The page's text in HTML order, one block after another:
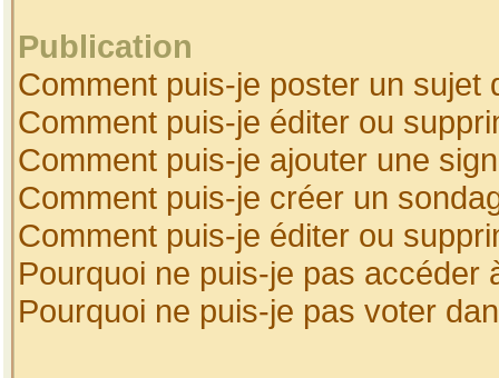
Publication
Comment puis-je poster un sujet
Comment puis-je éditer ou
Comment puis-je ajouter une
Comment puis-je créer un
Comment puis-je éditer ou
Pourquoi ne puis-je pas accéder
Pourquoi ne puis-je pas voter